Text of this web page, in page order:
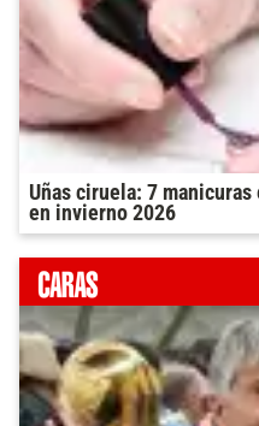
Uñas ciruela: 7
en invierno 2026